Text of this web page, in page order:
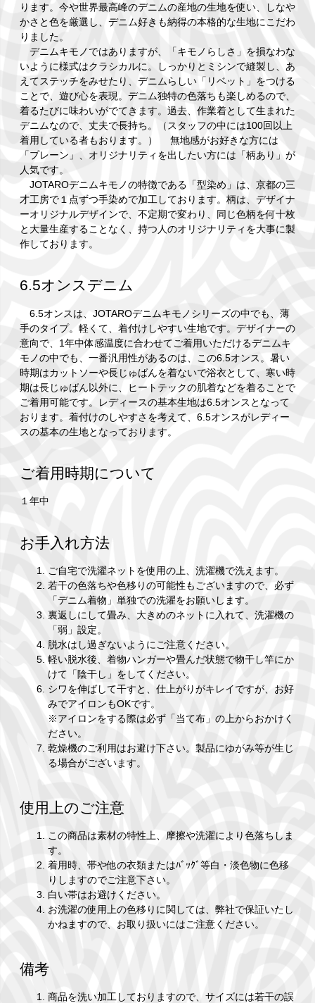
ります。今や世界最高峰のデニムの産地の生地を使い、しなや
かさと色を厳選し、デニム好きも納得の本格的な生地にこだわ
りました。
デニムキモノではありますが、「キモノらしさ」を損なわな
いように様式はクラシカルに。しっかりとミシンで縫製し、あ
えてステッチをみせたり、デニムらしい「リベット」をつける
ことで、遊び心を表現。デニム独特の色落ちも楽しめるので、
着るたびに味わいがでてきます。過去、作業着として生まれた
デニムなので、丈夫で長持ち。（スタッフの中には100回以上
着用している者もおります。） 無地感がお好きな方には
「プレーン」、オリジナリティを出したい方には「柄あり」が
人気です。
JOTAROデニムキモノの特徴である「型染め」は、京都の三
才工房で１点ずつ手染めで加工しております。柄は、デザイナ
ーオリジナルデザインで、不定期で変わり、同じ色柄を何十枚
と大量生産することなく、持つ人のオリジナリティを大事に製
作しております。
6.5オンスデニム
6.5オンスは、JOTAROデニムキモノシリーズの中でも、薄
手のタイプ。軽くて、着付けしやすい生地です。デザイナーの
意向で、1年中体感温度に合わせてご着用いただけるデニムキ
モノの中でも、一番汎用性があるのは、この6.5オンス。暑い
時期はカットソーや長じゅばんを着ないで浴衣として、寒い時
期は長じゅばん以外に、ヒートテックの肌着などを着ることで
ご着用可能です。レディースの基本生地は6.5オンスとなって
おります。着付けのしやすさを考えて、6.5オンスがレディー
スの基本の生地となっております。
ご着用時期について
１年中
お手入れ方法
ご自宅で洗濯ネットを使用の上、洗濯機で洗えます。
若干の色落ちや色移りの可能性もございますので、必ず
「デニム着物」単独での洗濯をお願いします。
裏返しにして畳み、大きめのネットに入れて、洗濯機の
「弱」設定。
脱水はし過ぎないようにご注意ください。
軽い脱水後、着物ハンガーや畳んだ状態で物干し竿にか
けて「陰干し」をしてください。
シワを伸ばして干すと、仕上がりがキレイですが、お好
みでアイロンもOKです。
※アイロンをする際は必ず「当て布」の上からおかけく
ださい。
乾燥機のご利用はお避け下さい。製品にゆがみ等が生じ
る場合がございます。
使用上のご注意
この商品は素材の特性上、摩擦や洗濯により色落ちしま
す。
着用時、帯や他の衣類またはﾊﾞｯｸﾞ等白・淡色物に色移
りしますのでご注意下さい。
白い帯はお避けください。
お洗濯の使用上の色移りに関しては、弊社で保証いたし
かねますので、お取り扱いにはご注意ください。
備考
商品を洗い加工しておりますので、サイズには若干の誤